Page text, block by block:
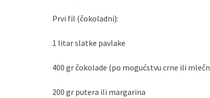
Prvi fil (čokoladni):
1 litar slatke pavlake
400 gr čokolade (po mogućstvu crne ili
200 gr putera ili margarina